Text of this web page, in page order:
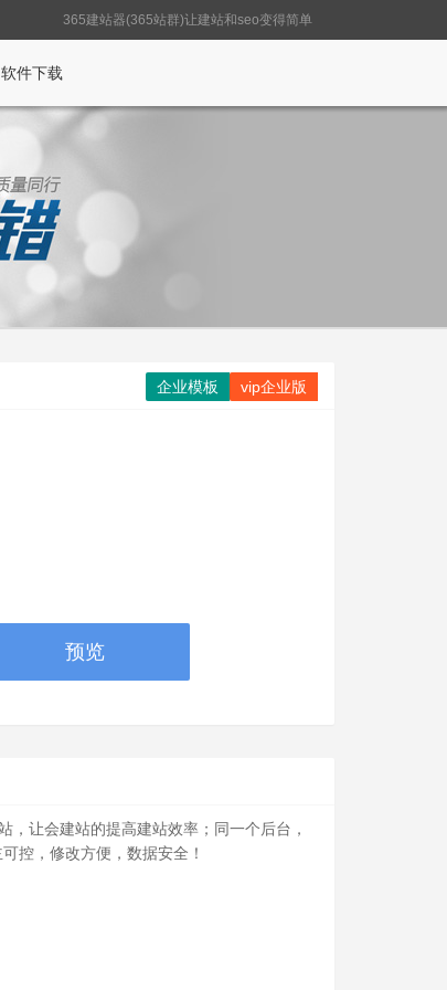
365建站器(365站群)让建站和seo变得简单
软件下载
企业模板 vip企业版
预览
让会建站的提高建站效率；同一个后台，
控，修改方便，数据安全！